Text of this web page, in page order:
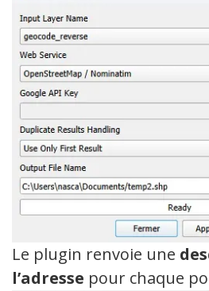
Le plugin renvoie une
l’adresse pour chaque